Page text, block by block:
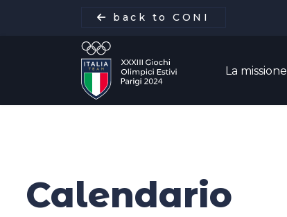
back to CONI
La missione
Italia Team
Calendario